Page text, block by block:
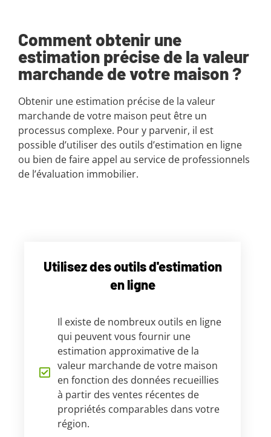
Comment obtenir une
estimation précise de la valeur
marchande de votre maison ?
Obtenir une estimation précise de la valeur
marchande de votre maison peut être un
processus complexe. Pour y parvenir, il est
possible d’utiliser des outils d’estimation en ligne
ou bien de faire appel au service de professionnels
de l’évaluation immobilier.
Utilisez des outils d'estimation
en ligne
Il existe de nombreux outils en ligne
qui peuvent vous fournir une
estimation approximative de la
valeur marchande de votre maison
en fonction des données recueillies
à partir des ventes récentes de
propriétés comparables dans votre
région.